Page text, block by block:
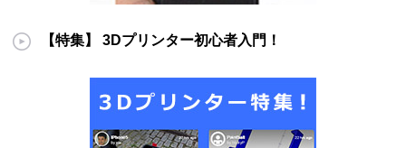
【特集】 3Dプリンター初心者入門！